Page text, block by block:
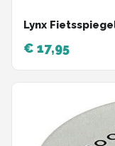
Lynx
€ 17,95